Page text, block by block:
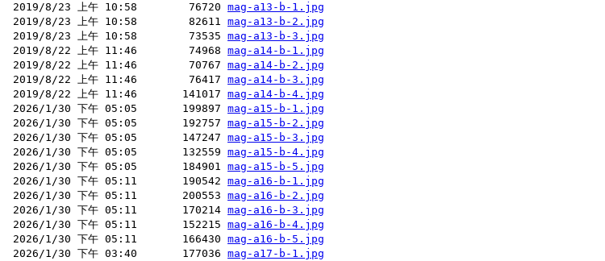
2019/8/23 上午 10:58        76720 mag-a13-b-1.jpg
2019/8/23 上午 10:58        82611 mag-a13-b-2.jpg
2019/8/23 上午 10:58        73535 mag-a13-b-3.jpg
2019/8/22 上午 11:46        74968 mag-a14-b-1.jpg
2019/8/22 上午 11:46        70767 mag-a14-b-2.jpg
2019/8/22 上午 11:46        76417 mag-a14-b-3.jpg
2019/8/22 上午 11:46       141017 mag-a14-b-4.jpg
2026/1/30 下午 05:05       199897 mag-a15-b-1.jpg
2026/1/30 下午 05:05       192757 mag-a15-b-2.jpg
2026/1/30 下午 05:05       147247 mag-a15-b-3.jpg
2026/1/30 下午 05:05       132559 mag-a15-b-4.jpg
2026/1/30 下午 05:05       184901 mag-a15-b-5.jpg
2026/1/30 下午 05:11       190542 mag-a16-b-1.jpg
2026/1/30 下午 05:11       200553 mag-a16-b-2.jpg
2026/1/30 下午 05:11       170214 mag-a16-b-3.jpg
2026/1/30 下午 05:11       152215 mag-a16-b-4.jpg
2026/1/30 下午 05:11       166430 mag-a16-b-5.jpg
2026/1/30 下午 03:40       177036 mag-a17-b-1.jpg